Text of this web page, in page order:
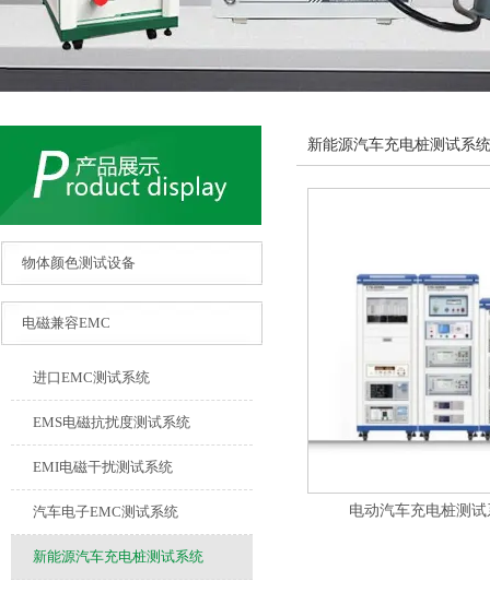
物体颜色测试设备
电磁兼容EMC
进口EMC测试系统
EMS电磁抗扰度测试系统
EMI电磁干扰测试系统
汽车电子EMC测试系统
新能源汽车充电桩测试系统
新能源汽车充电桩测试系统
电动汽车充电桩测试